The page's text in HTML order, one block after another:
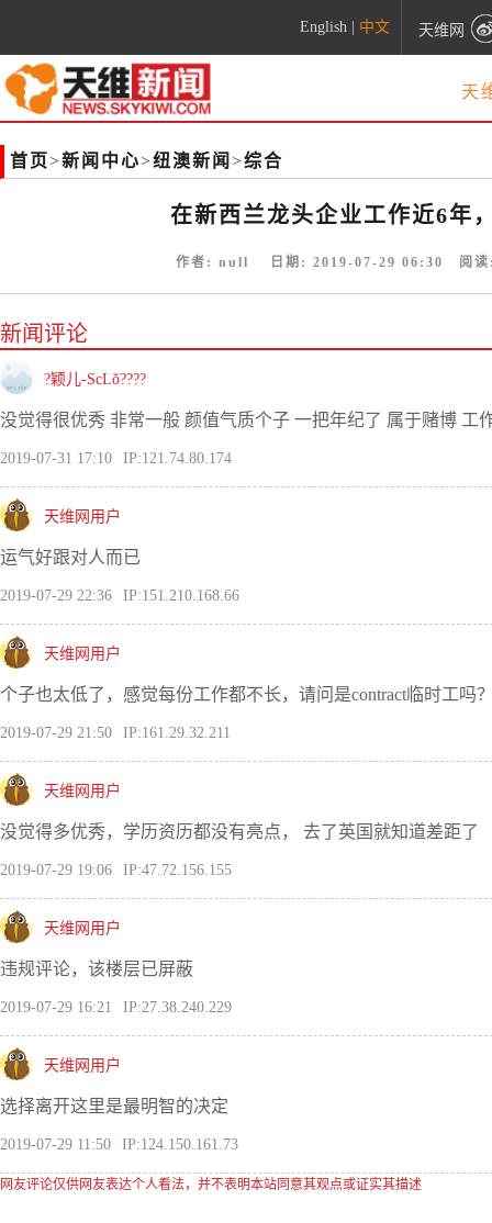
English 中文 天维网
天
首页>新闻中心>纽澳新闻 >综合
在新西兰龙头企业工作近6年
作者: null 日期: 2019-07-29 06:30 阅
新闻评论
?颖儿-ScLǒ????
没觉得很优秀 非常一般 颜值气质个子 一把年纪了 属于赌博 工
2019-07-31 17:10 IP:121.74.80.174
天维网用户
运气好跟对人而已
2019-07-29 22:36 IP:151.210.168.66
天维网用户
个子也太低了，感觉每份工作都不长，请问是contract临时工吗
2019-07-29 21:50 IP:161.29.32.211
天维网用户
没觉得多优秀，学历资历都没有亮点， 去了英国就知道差距了
2019-07-29 19:06 IP:47.72.156.155
天维网用户
违规评论，该楼层已屏蔽
2019-07-29 16:21 IP:27.38.240.229
天维网用户
选择离开这里是最明智的决定
2019-07-29 11:50 IP:124.150.161.73
网友评论仅供网友表达个人看法，并不表明本站同意其观点或证实其描述